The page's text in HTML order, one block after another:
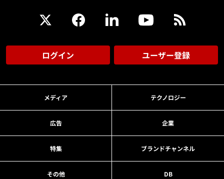
ログイン ユーザー登録
メディア テクノロジー
広告 企業
特集 ブランドチャンネル
その他 DB